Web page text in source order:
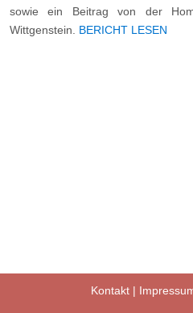
sowie ein Beitrag von der
Wittgenstein. BERICHT LESEN
Kontakt |